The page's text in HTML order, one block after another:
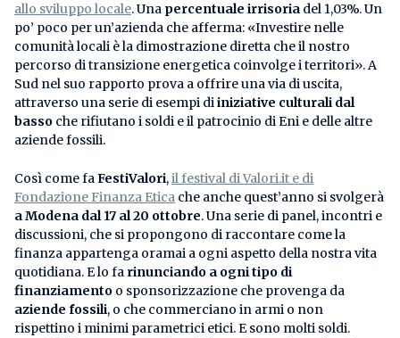
allo sviluppo locale. Una percentuale irrisoria del 1,03%. Un
po’ poco per un’azienda che afferma: «Investire nelle
comunità locali è la dimostrazione diretta che il nostro
percorso di transizione energetica coinvolge i territori». A
Sud nel suo rapporto prova a offrire una via di uscita,
attraverso una serie di esempi diiniziative culturali dal
basso che rifiutano i soldi e il patrocinio di Eni e delle altre
aziende fossili.
Così come faFestiValori,il festival di Valori.it e di
Fondazione Finanza Etica che anche quest’anno si svolgerà
a Modena dal 17 al 20 ottobre. Una serie di panel, incontri e
discussioni, che si propongono di raccontare come la
finanza appartenga oramai a ogni aspetto della nostra vita
quotidiana. E lo fa rinunciando a ogni tipo di
finanziamento o sponsorizzazione che provenga da
aziende fossili, o che commerciano in armi o non
rispettino i minimi parametrici etici. E sono molti soldi.